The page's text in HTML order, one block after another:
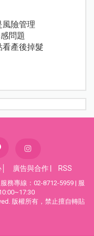
風險管理
問題
看產後掉髮
廣告與合作 RSS
務專線：02-8712-5959 | 服
版權所有，禁止擅自轉貼